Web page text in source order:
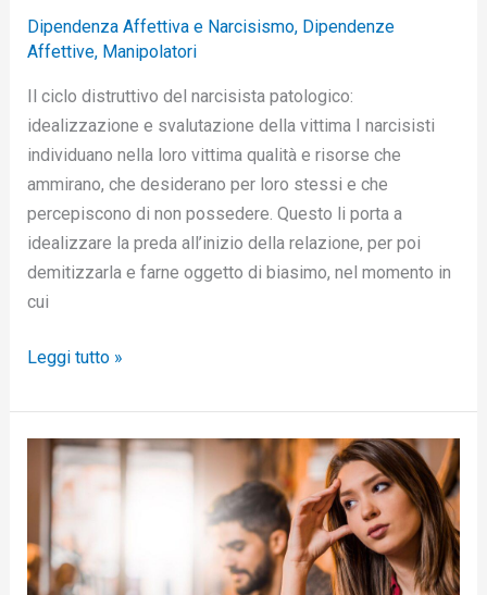
Dipendenza Affettiva e Narcisismo, Dipendenze
Affettive, Manipolatori
Il ciclo distruttivo del narcisista patologico:
idealizzazione e svalutazione della vittima I narcisisti
individuano nella loro vittima qualità e risorse che
ammirano, che desiderano per loro stessi e che
percepiscono di non possedere. Questo li porta a
idealizzare la preda all’inizio della relazione, per poi
demitizzarla e farne oggetto di biasimo, nel momento in
cui
Leggi tutto »
ingiustizia